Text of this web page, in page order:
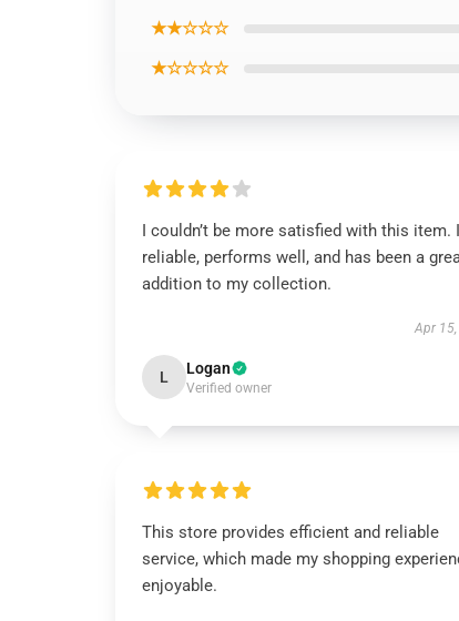
★★☆☆☆
★☆☆☆☆
I couldn’t be more satisfied with this item.
reliable, performs well, and has been a
addition to my collection.
Apr
L Logan
Verified owner
This store provides efficient and reliable
service, which made my shopping
enjoyable.